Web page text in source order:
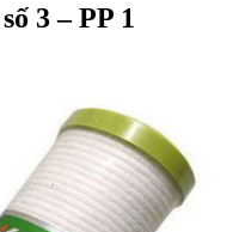
3 – PP 1